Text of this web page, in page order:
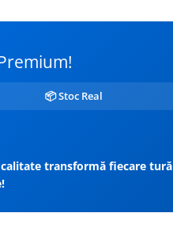
📦 Stoc Real
transformă fiecare tură